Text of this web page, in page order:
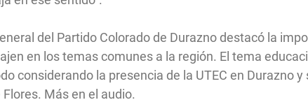
del Partido Colorado de Durazno destacó la
en los temas comunes a la región. El tema
considerando la presencia de la UTEC en Durazno
Más en el audio.